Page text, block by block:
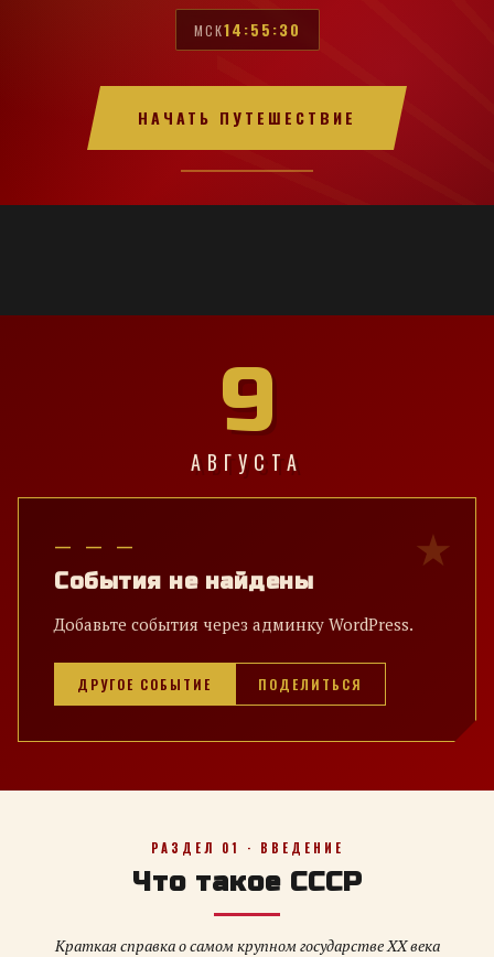
МСК14:55:31
НАЧАТЬ ПУТЕШЕСТВИЕ
9
АВГУСТА
— — —
События не найдены
Добавьте события через админку WordPress.
ДРУГОЕ СОБЫТИЕ ПОДЕЛИТЬСЯ
РАЗДЕЛ 01 · ВВЕДЕНИЕ
Что такое СССР
Краткая справка о самом крупном государстве XX века